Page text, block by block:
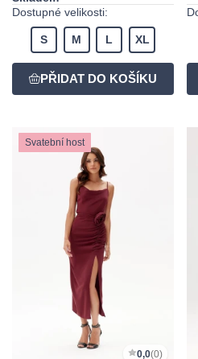
Dostupné velikosti:
S M L XL
Svatební host
0,0(0)